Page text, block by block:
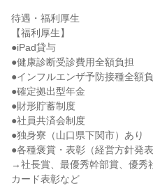
待遇・福利厚生
【福利厚生】
●iPad貸与
●健康診断受診費用全額負担
●インフルエンザ予防接種全額
●確定拠出型年金
●財形貯蓄制度
●社員共済会制度
●独身寮（山口県下関市）あり
●各種褒賞・表彰（経営方針発表
→社長賞、最優秀幹部賞、優秀
カード表彰など